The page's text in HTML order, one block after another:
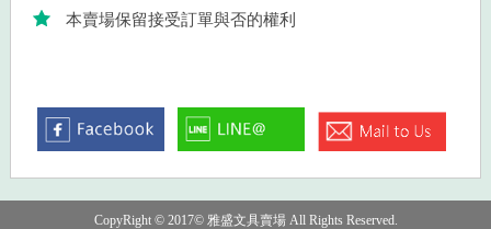
本賣場保留接受訂單與否的權利
CopyRight © 2017© 雅盛文具賣場 All Rights Reserved.